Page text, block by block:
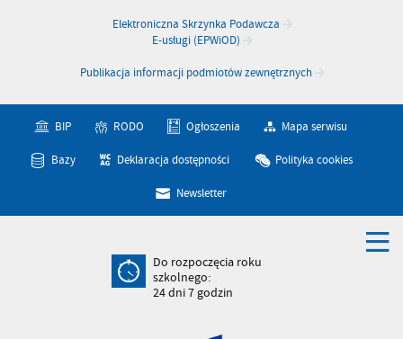
Elektroniczna Skrzynka Podawcza
E-usługi (EPWiOD)
Publikacja informacji podmiotów zewnętrznych
BIP RODO Ogłoszenia Mapa serwisu
Bazy Deklaracja dostępności Polityka cookies
Newsletter
Do rozpoczęcia roku
szkolnego:
24dni7godzin